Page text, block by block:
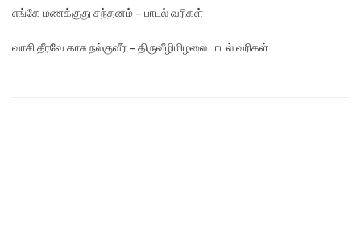
எங்கே மண‌க்குது சந்தனம் – பாடல் வரிகள்
வாசி தீரவே காசு நல்குவீர் – திருவீழிமிழலை பாடல் வரிகள்